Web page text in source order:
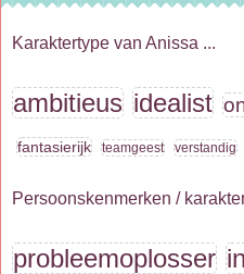
Karaktertype van Anissa ...
ambitieus idealist
fantasierijk teamgeest verstandig
Persoonskenmerken /
probleemoplosser